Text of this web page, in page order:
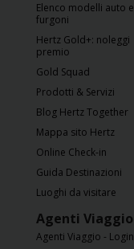
Elenco modelli auto e
furgoni
Hertz Gold+: noleggi
premio
Gold Squad
Prodotti & Servizi
Blog Hertz Together
Mappa sito Hertz
Online Check-in
Guida Destinazioni
Luoghi da visitare
Agenti Viaggio
Agenti Viaggio - Login